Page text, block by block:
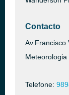
Contacto
Av.Francisco
Telefone: